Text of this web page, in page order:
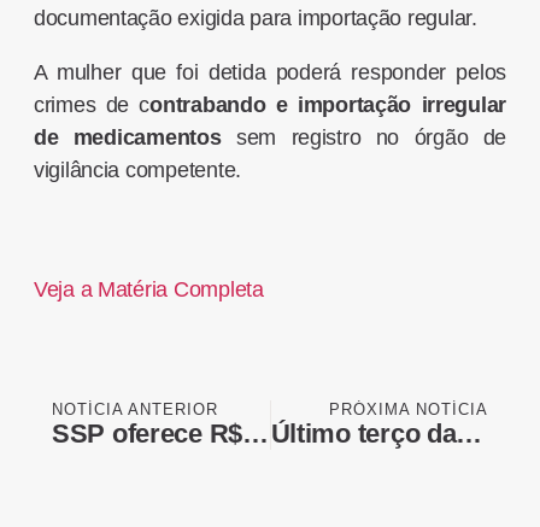
documentação exigida para importação regular.
A mulher que foi detida poderá responder pelos
crimes de contrabando e importação irregular
de medicamentossem registro no órgão de
vigilância competente.
Veja a Matéria Completa
NOTÍCIA ANTERIOR
SSP oferece R$ 50 mil por informações do suspeito de atirar em tenente da Rota
PRÓXIMA NOTÍCIA
Último terço da compra de fertilizantes concentra risco para safra de soja